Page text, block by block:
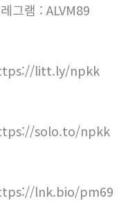
그램 : ALVM89
litt.ly/npkk
solo.to/npkk
lnk.bio/pm69